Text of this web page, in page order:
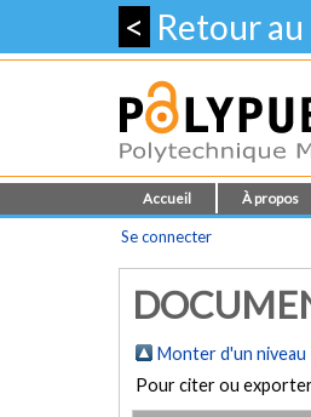
< Retour
Accueil À propos
Se connecter
Monter d'un niveau
Pour citer ou